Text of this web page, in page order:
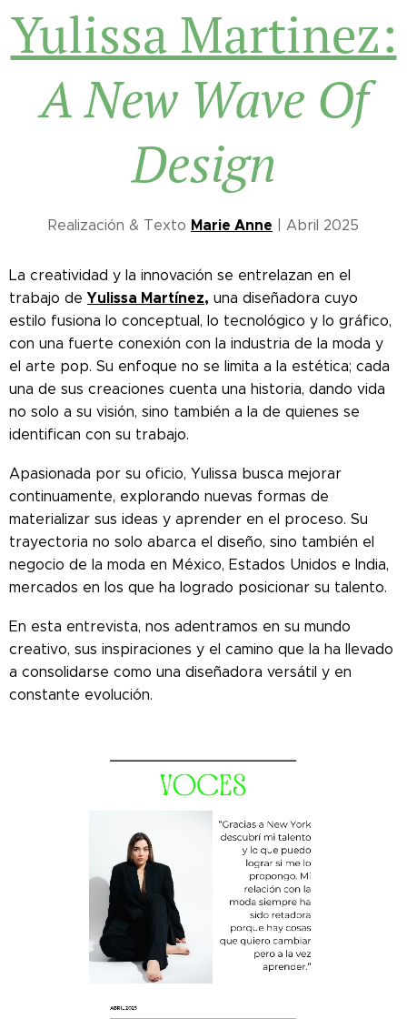
Yulissa Martinez:
A New Wave Of
Design
Realización & Texto Marie Anne | Abril 2025
La creatividad y la innovación se entrelazan en el
trabajo de Yulissa Martínez, una diseñadora cuyo
estilo fusiona lo conceptual, lo tecnológico y lo gráfico,
con una fuerte conexión con la industria de la moda y
el arte pop. Su enfoque no se limita a la estética; cada
una de sus creaciones cuenta una historia, dando vida
no solo a su visión, sino también a la de quienes se
identifican con su trabajo.
Apasionada por su oficio, Yulissa busca mejorar
continuamente, explorando nuevas formas de
materializar sus ideas y aprender en el proceso. Su
trayectoria no solo abarca el diseño, sino también el
negocio de la moda en México, Estados Unidos e India,
mercados en los que ha logrado posicionar su talento.
En esta entrevista, nos adentramos en su mundo
creativo, sus inspiraciones y el camino que la ha llevado
a consolidarse como una diseñadora versátil y en
constante evolución.